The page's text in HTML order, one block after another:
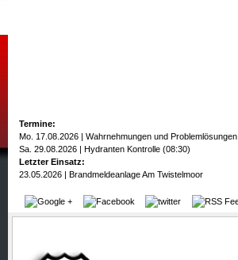
Termine:
Mo. 17.08.2026 | Wahrnehmungen und Problemlösungen
Sa. 29.08.2026 | Hydranten Kontrolle (08:30)
Letzter Einsatz:
23.05.2026 | Brandmeldeanlage Am Twistelmoor